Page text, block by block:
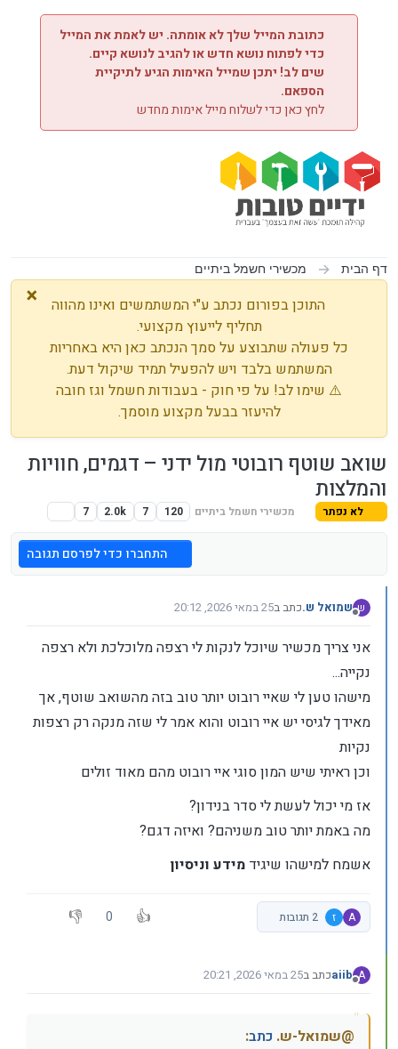
דילוג לתוכן
כתובת המייל שלך לא אומתה. יש לאמת את המייל
כדי לפתוח נושא חדש או להגיב לנושא קיים.
שים לב! יתכן שמייל האימות הגיע לתיקיית
הספאם.
לחץ כאן כדי לשלוח מייל אימות מחדש
דף הבית מכשירי חשמל ביתיים
×
התוכן בפורום נכתב ע"י המשתמשים ואינו מהווה
תחליף לייעוץ מקצועי.
כל פעולה שתבוצע על סמך הנכתב כאן היא באחריות
המשתמש בלבד ויש להפעיל תמיד שיקול דעת.
⚠️ שימו לב! על פי חוק - בעבודות חשמל וגז חובה
להיעזר בבעל מקצוע מוסמך.
שואב שוטף רובוטי מול ידני – דגמים, חוויות
והמלצות
לא נפתר מכשירי חשמל ביתיים 120
7
2.0k
7
התחברו כדי לפרסם תגובה
ש
מנותק
שמואל ש.כתב ב25 במאי 2026, 20:12
נערך לאחרונה על ידי admin
אני צריך מכשיר שיוכל לנקות לי רצפה מלוכלכת ולא רצפה
נקייה...
מישהו טען לי שאיי רובוט יותר טוב בזה מהשואב שוטף, אך
מאידך לגיסי יש איי רובוט והוא אמר לי שזה מנקה רק רצפות
נקיות
וכן ראיתי שיש המון סוגי איי רובוט מהם מאוד זולים
אז מי יכול לעשת לי סדר בנידון?
מה באמת יותר טוב משניהם? ואיזה דגם?
אשמח למישהו שיגידמידע וניסיון
A ז 2 תגובות 0
A
מנותק
aiibכתב ב25 במאי 2026, 20:21
נערך לאחרונה על ידי
@שמואל-ש. כתב: